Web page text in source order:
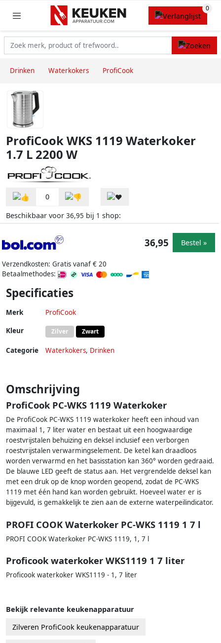
Drinken Waterkokers ProfiCook
ProfiCook WKS 1119 Waterkoker
1.7 L 2200 W
0
Beschikbaar voor 36,95 bij 1 shop:
Verzendkosten: Gratis vanaf € 20
Betaalmethodes:
36,95 Bestel »
Specificaties
Merk ProfiCook
Kleur Zilver Zwart
Categorie Waterkokers, Drinken
Omschrijving
ProfiCook PC-WKS 1119 Waterkoker
De ProfiCook PC-WKS 1119 waterkoker heeft een inhoud van
maximaal 1, 7 liter water en bestaat uit een hoogwaardige
roestvrijstalen behuizing en deksel inclusief een verborgen
roestvrijstalen verwarmingselement. De ketel kan draadloos
worden verwarmd en het basisstation kan 360° worden gedraaid.
De blauwe LED geeft de status aan. Het vergrendelde deksel kan
met een druk op de knop worden geopend, zodat de PC-WKS
1119 met één hand kan worden gebruikt. Hoeveel water er is
bijgevuld, is gemakkelijk te zien aan de externe waterpeilindicator.
PROFI COOK Waterkoker PC-WKS 1119 1 7 l
PROFI COOK Waterkoker PC-WKS 1119, 1, 7 l
Proficook waterkoker WKS1119 1 7 liter
Proficook waterkoker WKS1119 - 1, 7 liter
Bekijk relevante keukenapparatuur
Zilveren ProfiCook keukenapparatuur